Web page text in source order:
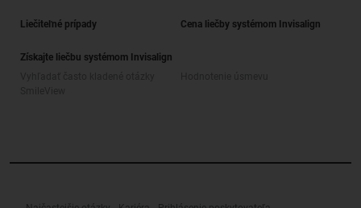
Liečiteľné prípady Cena liečby systémom Invisalign
Získajte liečbu systémom Invisalign